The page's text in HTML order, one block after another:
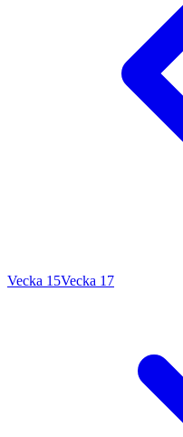
Vecka 15Vecka 17